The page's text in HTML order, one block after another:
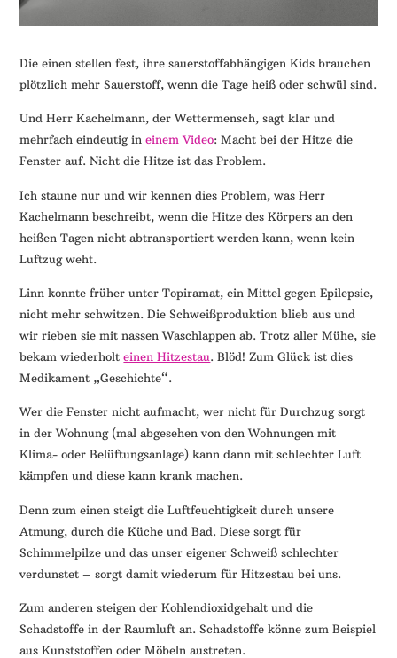
Die einen stellen fest, ihre sauerstoffabhängigen Kids brauchen
plötzlich mehr Sauerstoff, wenn die Tage heiß oder schwül sind.
Und Herr Kachelmann, der Wettermensch, sagt klar und
mehrfach eindeutig ineinem Video: Macht bei der Hitze die
Fenster auf. Nicht die Hitze ist das Problem.
Ich staune nur und wir kennen dies Problem, was Herr
Kachelmann beschreibt, wenn die Hitze des Körpers an den
heißen Tagen nicht abtransportiert werden kann, wenn kein
Luftzug weht.
Linn konnte früher unter Topiramat, ein Mittel gegen Epilepsie,
nicht mehr schwitzen. Die Schweißproduktion blieb aus und
wir rieben sie mit nassen Waschlappen ab. Trotz aller Mühe, sie
bekam wiederholteinen Hitzestau. Blöd! Zum Glück ist dies
Medikament „Geschichte“.
Wer die Fenster nicht aufmacht, wer nicht für Durchzug sorgt
in der Wohnung (mal abgesehen von den Wohnungen mit
Klima- oder Belüftungsanlage) kann dann mit schlechter Luft
kämpfen und diese kann krank machen.
Denn zum einen steigt die Luftfeuchtigkeit durch unsere
Atmung, durch die Küche und Bad. Diese sorgt für
Schimmelpilze und das unser eigener Schweiß schlechter
verdunstet – sorgt damit wiederum für Hitzestau bei uns.
Zum anderen steigen der Kohlendioxidgehalt und die
Schadstoffe in der Raumluft an. Schadstoffe könne zum Beispiel
aus Kunststoffen oder Möbeln austreten.